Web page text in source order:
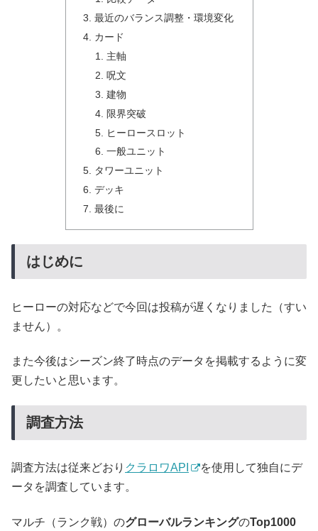
最近のバランス調整・環境変化
カード
主軸
呪文
建物
限界突破
ヒーロースロット
一般ユニット
タワーユニット
デッキ
最後に
はじめに
ヒーローの対応などで今回は投稿が遅くなりました（すい
ません）。
また今後はシーズン終了時点のデータを掲載するように変
更したいと思います。
調査方法
調査方法は従来どおり クラロワAPI
を使用して独自にデ
ータを調査しています。
マルチ（ランク戦）のグローバルランキングのTop1000